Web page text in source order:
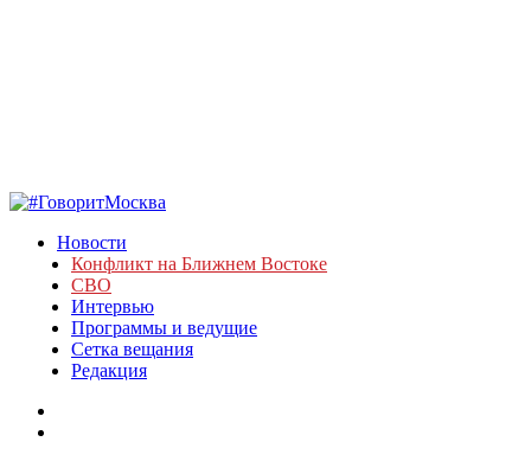
Новости
Конфликт на Ближнем Востоке
СВО
Интервью
Программы и ведущие
Сетка вещания
Редакция